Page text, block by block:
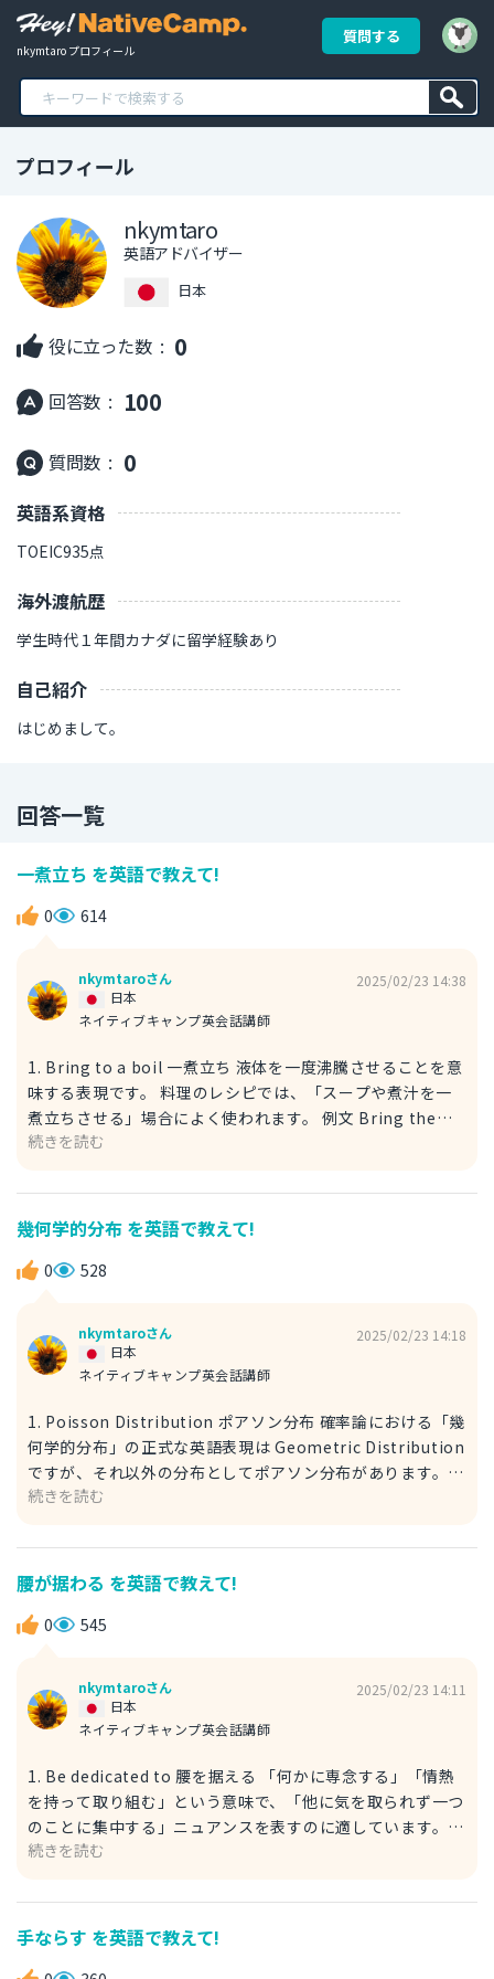
nkymtaro プロフィール
質問する
プロフィール
nkymtaro
英語アドバイザー
日本
役に立った数 : 0
回答数 : 100
質問数 : 0
英語系資格
TOEIC935点
海外渡航歴
学生時代１年間カナダに留学経験あり
自己紹介
はじめまして。
回答一覧
一煮立ち を英語で教えて!
0 614
nkymtaroさん
ネイティブキャンプ英会話講師
日本
2025/02/23 14:38
1. Bring to a boil 一煮立ち 液体を一度沸騰させることを意
味する表現です。 料理のレシピでは、「スープや煮汁を一
煮立ちさせる」場合によく使われます。 例文 Bring the
soup to a boil, then reduce the heat and let it simmer.
reduce：減らす、弱める heat：熱（ここでは火加減） let
A B：AをBする simmer：煮込む 2. Let it come to a boil
沸騰するまで待つ（一煮立ちさせる） 自然に沸騰するまで
加熱する というニュアンスになります。Bring to a boil よ
文 Let the broth come to a boil before adding the
vegetables. 野菜を入れる前に、だしを一煮立ちさせてくだ
続きを読む
幾何学的分布 を英語で教えて!
0 528
nkymtaroさん
ネイティブキャンプ英会話講師
日本
2025/02/23 14:18
1. Poisson Distribution ポアソン分布 確率論における「幾
何学的分布」の正式な英語表現は Geometric Distribution
ですが、それ以外の分布としてポアソン分布があります。ポ
アソン分布とは、ある一定時間や空間内で発生するイベント
り、時間や空間におけるランダムな到着や発生 を扱うのが
特徴です。 例文 The Poisson distribution models the
number of events occurring in a fixed interval of time
or space. ポアソン分布は、一定の時間や空間内で発生する
First Success 最初の成功までの分布 「最初の成功が訪れる
までの試行回数の分布」という意味をわかりやすく説明した
するか」を表すので、この表現が適しています。 例文 The
distribution of first success describes how many
trials it takes until the first success occurs. 最初の成功
が得られるまでに必要な試行回数を表す分布である。
many：どれくらいの(数や大きさ) occur：発生する
続きを読む
腰が据わる を英語で教えて!
0 545
nkymtaroさん
ネイティブキャンプ英会話講師
日本
2025/02/23 14:11
1. Be dedicated to 腰を据える 「何かに専念する」「情熱
を持って取り組む」という意味で、「他に気を取られず一つ
のことに集中する」ニュアンスを表すのに適しています。
例文 He is fully dedicated to his craft. 彼は自分の仕事に
作業を伴う「仕事」を意味する名詞です。 「仕事」を言う
際に、work が最も使われる表現のひとつですが、それ以外
の表現(task、duty、labour など)も使いわけられるといい
続きを読む
手ならす を英語で教えて!